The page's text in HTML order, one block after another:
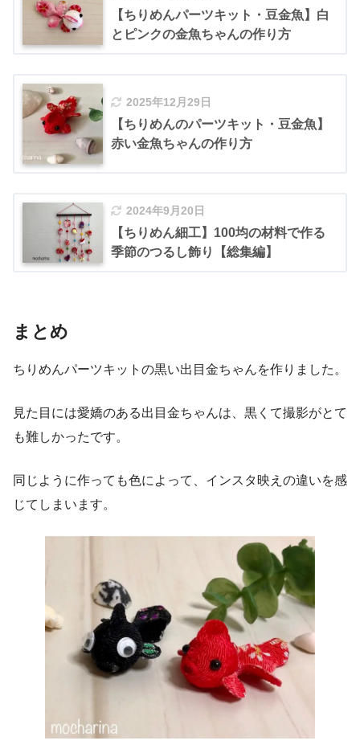
【ちりめんパーツキット・豆金魚】白
とピンクの金魚ちゃんの作り方
2025年12月29日
【ちりめんのパーツキット・豆金魚】
赤い金魚ちゃんの作り方
2024年9月20日
【ちりめん細工】100均の材料で作る
季節のつるし飾り【総集編】
まとめ
ちりめんパーツキットの黒い出目金ちゃんを作りました。
見た目には愛嬌のある出目金ちゃんは、黒くて撮影がとて
も難しかったです。
同じように作っても色によって、インスタ映えの違いを感
じてしまいます。